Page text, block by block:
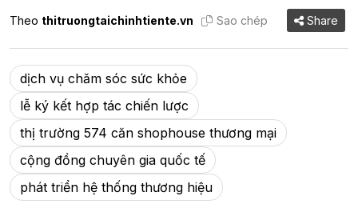
Theo thitruongtaichinhtiente.vn Sao chép Share
dịch vụ chăm sóc sức khỏe
lễ ký kết hợp tác chiến lược
thị trường 574 căn shophouse thương mại
cộng đồng chuyên gia quốc tế
phát triển hệ thống thương hiệu